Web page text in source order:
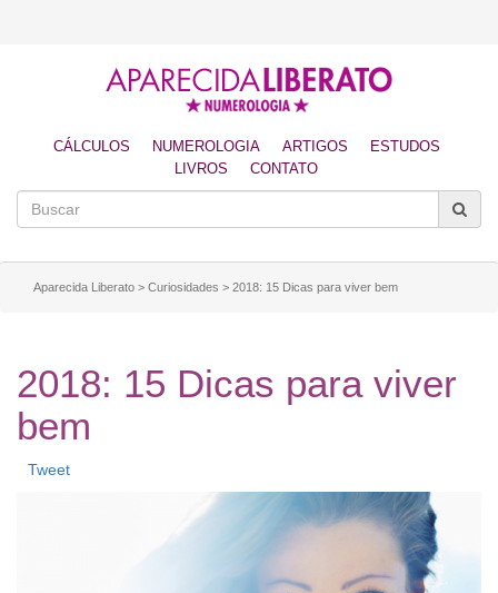
CÁLCULOS NUMEROLOGIA ARTIGOS
ESTUDOS
LIVROS
CONTATO
Aparecida Liberato > Curiosidades > 2018: 15 Dicas para viver bem
2018: 15 Dicas para viver
bem
Tweet